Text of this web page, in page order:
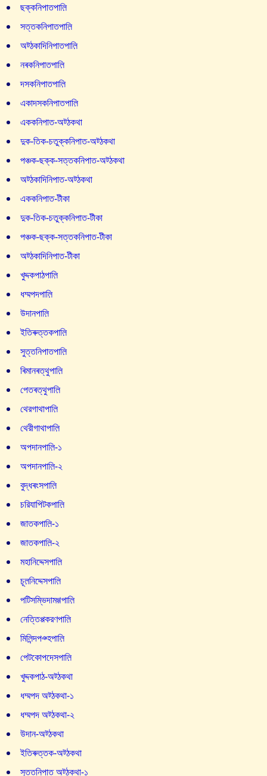
ছক্কনিপাতপাল়ি
সত্তকনিপাতপাল়ি
অট্ঠকাদিনিপাতপাল়ি
নৰকনিপাতপাল়ি
দসকনিপাতপাল়ি
একাদসকনিপাতপাল়ি
এককনিপাত-অট্ঠকথা
দুক-তিক-চতুক্কনিপাত-অট্ঠকথা
পঞ্চক-ছক্ক-সত্তকনিপাত-অট্ঠকথা
অট্ঠকাদিনিপাত-অট্ঠকথা
এককনিপাত-টীকা
দুক-তিক-চতুক্কনিপাত-টীকা
পঞ্চক-ছক্ক-সত্তকনিপাত-টীকা
অট্ঠকাদিনিপাত-টীকা
খুদ্দকপাঠপাল়ি
ধম্মপদপাল়ি
উদানপাল়ি
ইতিৰুত্তকপাল়ি
সুত্তনিপাতপাল়ি
ৰিমানৰত্থুপাল়ি
পেতৰত্থুপাল়ি
থেরগাথাপাল়ি
থেরীগাথাপাল়ি
অপদানপাল়ি-১
অপদানপাল়ি-২
বুদ্ধৰংসপাল়ি
চরিযাপিটকপাল়ি
জাতকপাল়ি-১
জাতকপাল়ি-২
মহানিদ্দেসপাল়ি
চূল়নিদ্দেসপাল়ি
পটিসম্ভিদামগ্গপাল়ি
নেত্তিপ্পকরণপাল়ি
মিলিন্দপঞ্হপাল়ি
পেটকোপদেসপাল়ি
খুদ্দকপাঠ-অট্ঠকথা
ধম্মপদ অট্ঠকথা-১
ধম্মপদ অট্ঠকথা-২
উদান-অট্ঠকথা
ইতিৰুত্তক-অট্ঠকথা
সুত্তনিপাত অট্ঠকথা-১